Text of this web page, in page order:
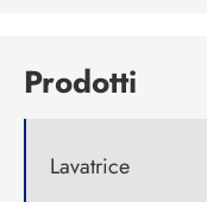
Prodotti
Lavatrice